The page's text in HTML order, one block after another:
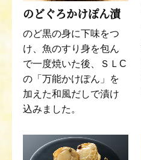
のどぐろかけぽん漬
のど黒の身に下味をつ
け、魚のすり身を包ん
で一度焼いた後、ＳＬC
の「万能かけぽん」を
加えた和風だしで漬け
込みました。